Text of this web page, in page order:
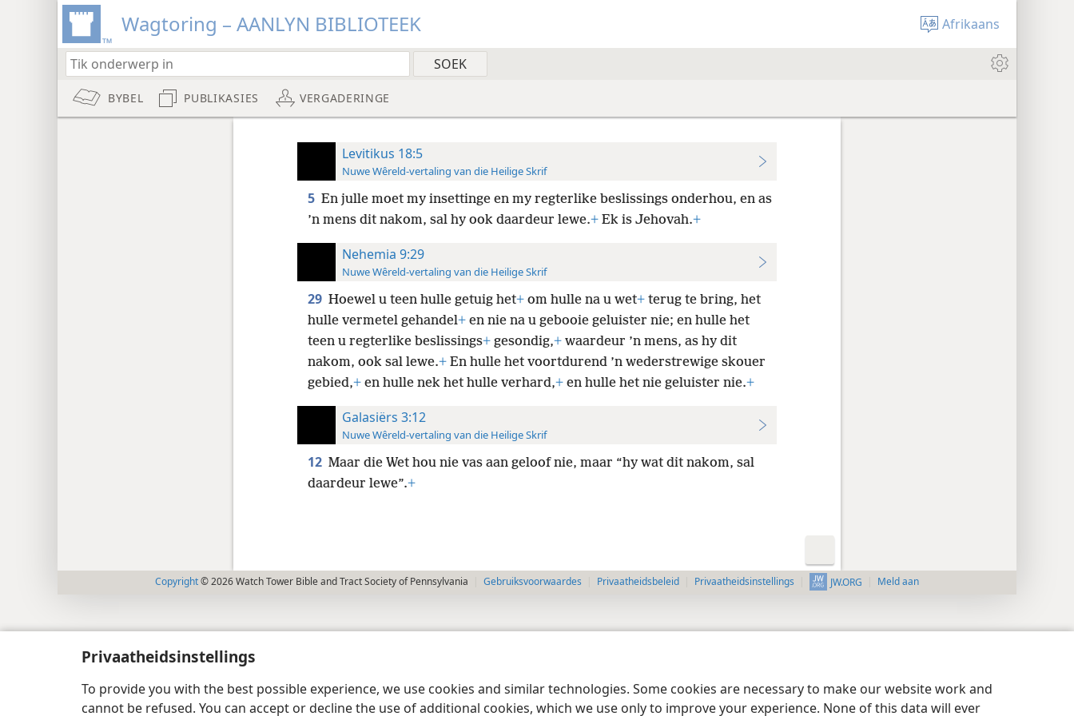
Privaatheidsinstellings
To provide you with the best possible experience, we use cookies and similar technologies. Some cookies are necessary to make our website work and
cannot be refused. You can accept or decline the use of additional cookies, which we use only to improve your experience. None of this data will ever
Wagtoring – AANLYN BIBLIOTEEK Afrikaans
BYBEL PUBLIKASIES VERGADERINGE
Levitikus 18:5
Nuwe Wêreld-vertaling van die Heilige Skrif
5 En julle moet my insettinge en my regterlike beslissings onderhou, en as
’n mens dit nakom, sal hy ook daardeur lewe.+Ek is Jehovah.+
Nehemia 9:29
Nuwe Wêreld-vertaling van die Heilige Skrif
29 Hoewel u teen hulle getuig het+om hulle na u wet+terug te bring, het
hulle vermetel gehandel+en nie na u gebooie geluister nie; en hulle het
teen u regterlike beslissings+gesondig,+waardeur ’n mens, as hy dit
nakom, ook sal lewe.+En hulle het voortdurend ’n wederstrewige skouer
gebied,+en hulle nek het hulle verhard,+en hulle het nie geluister nie.+
Galasiërs 3:12
Nuwe Wêreld-vertaling van die Heilige Skrif
12 Maar die Wet hou nie vas aan geloof nie, maar “hy wat dit nakom, sal
daardeur lewe”.+
Copyright© 2026 Watch Tower Bible and Tract Society of Pennsylvania Gebruiksvoorwaardes Privaatheidsbeleid Privaatheidsinstellings JW.ORG Meld aan